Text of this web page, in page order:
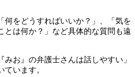
何をどうすればいいか？」、「気を
とは何か？」など具体的な質問も遠
みお』の弁護士さんは話しやすい」
ています。